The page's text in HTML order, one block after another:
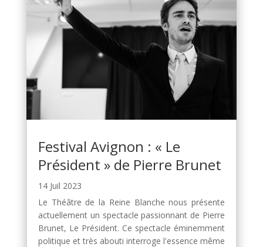
Festival Avignon : « Le
Président » de Pierre Brunet
14 Juil 2023
Le Théâtre de la Reine Blanche nous présente
actuellement un spectacle passionnant de Pierre
Brunet, Le Président. Ce spectacle éminemment
politique et très abouti interroge l'essence même